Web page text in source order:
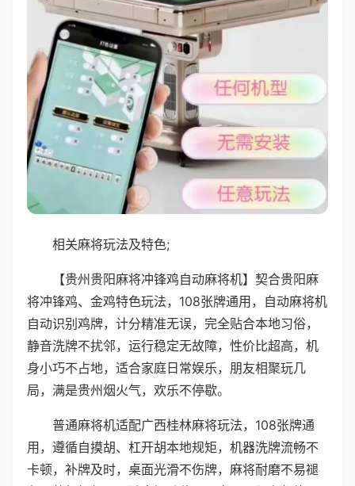
相关麻将玩法及特色;
【贵州贵阳麻将冲锋鸡自动麻将机】契合贵阳麻
将冲锋鸡、金鸡特色玩法，108张牌通用，自动麻将机
自动识别鸡牌，计分精准无误，完全贴合本地习俗，
静音洗牌不扰邻，运行稳定无故障，性价比超高，机
身小巧不占地，适合家庭日常娱乐，朋友相聚玩几
局，满是贵州烟火气，欢乐不停歇。
普通麻将机适配广西桂林麻将玩法，108张牌通
用，遵循自摸胡、杠开胡本地规矩，机器洗牌流畅不
卡顿，补牌及时，桌面光滑不伤牌，麻将耐磨不易褪